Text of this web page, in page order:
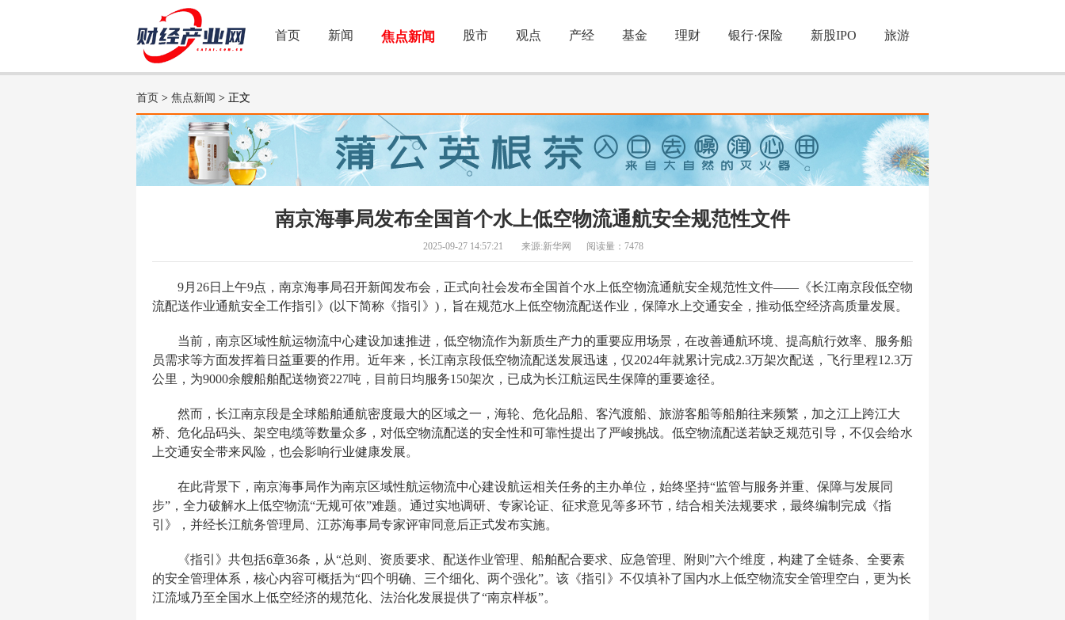
首页 新闻 焦点新闻 股市 观点 产经 基金 理财 银行·保险 新股IPO 旅游
首页 > 焦点新闻 > 正文
南京海事局发布全国首个水上低空物流通航安全规范性文件
2025-09-27 14:57:21 来源:新华网 阅读量：7478
9月26日上午9点，南京海事局召开新闻发布会，正式向社会发布全国首个水上低空物流通航安全规范性文件——《长江南京段低空物
流配送作业通航安全工作指引》(以下简称《指引》)，旨在规范水上低空物流配送作业，保障水上交通安全，推动低空经济高质量发展。
当前，南京区域性航运物流中心建设加速推进，低空物流作为新质生产力的重要应用场景，在改善通航环境、提高航行效率、服务船
员需求等方面发挥着日益重要的作用。近年来，长江南京段低空物流配送发展迅速，仅2024年就累计完成2.3万架次配送，飞行里程12.3万
公里，为9000余艘船舶配送物资227吨，目前日均服务150架次，已成为长江航运民生保障的重要途径。
然而，长江南京段是全球船舶通航密度最大的区域之一，海轮、危化品船、客汽渡船、旅游客船等船舶往来频繁，加之江上跨江大
桥、危化品码头、架空电缆等数量众多，对低空物流配送的安全性和可靠性提出了严峻挑战。低空物流配送若缺乏规范引导，不仅会给水
上交通安全带来风险，也会影响行业健康发展。
在此背景下，南京海事局作为南京区域性航运物流中心建设航运相关任务的主办单位，始终坚持“监管与服务并重、保障与发展同
步”，全力破解水上低空物流“无规可依”难题。通过实地调研、专家论证、征求意见等多环节，结合相关法规要求，最终编制完成《指
引》，并经长江航务管理局、江苏海事局专家评审同意后正式发布实施。
《指引》共包括6章36条，从“总则、资质要求、配送作业管理、船舶配合要求、应急管理、附则”六个维度，构建了全链条、全要素
的安全管理体系，核心内容可概括为“四个明确、三个细化、两个强化”。该《指引》不仅填补了国内水上低空物流安全管理空白，更为长
江流域乃至全国水上低空经济的规范化、法治化发展提供了“南京样板”。